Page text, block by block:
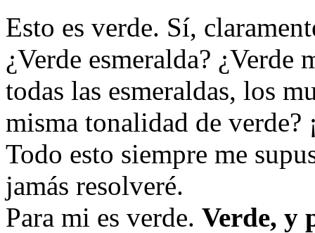
Esto es verde. Sí,
¿Verde esmeralda? ¿Verde
todas las esmeraldas, los
misma tonalidad de verde?
Todo esto siempre me
jamás resolveré.
Para mi es verde. Verde, y